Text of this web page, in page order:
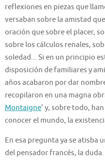
reflexiones en piezas que
versaban sobre la amistad
oración quesobre el placer,
sobre los cálculos renales,
soledad... Si en un principio
disposición de familiares y
años acabaron por dar
recopilaron en una magna
Montaigne’ y, sobre todo,
conocerel mundo, la
En esa pregunta ya se atisba
del pensador francés, la duda